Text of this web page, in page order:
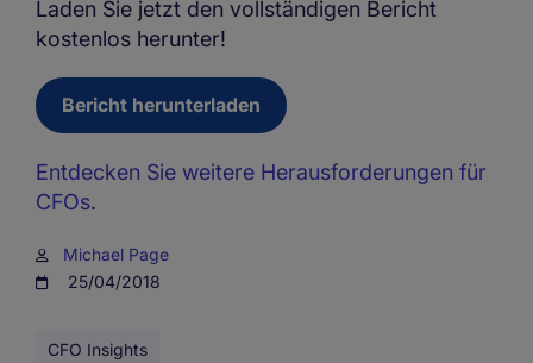
Laden Sie jetzt den vollständigen Bericht
kostenlos herunter!
Bericht herunterladen
Entdecken Sie weitere Herausforderungen für
CFOs.
Michael Page
25/04/2018
CFO Insights